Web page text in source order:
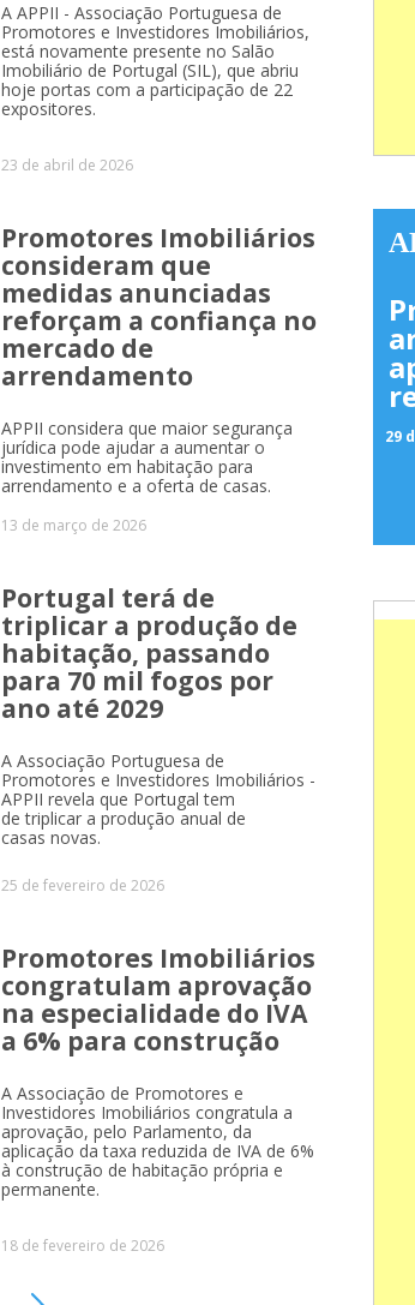
A APPII - Associação Portuguesa de
Promotores e Investidores Imobiliários,
está novamente presente no Salão
Imobiliário de Portugal (SIL), que abriu
hoje portas com a participação de 22
expositores.
23 de abril de 2026
Promotores Imobiliários
consideram que
medidas anunciadas
reforçam a confiança no
mercado de
arrendamento
APPII considera que maior segurança
jurídica pode ajudar a aumentar o
investimento em habitação para
arrendamento e a oferta de casas.
13 de março de 2026
Portugal terá de
triplicar a produção de
habitação, passando
para 70 mil fogos por
ano até 2029
A Associação Portuguesa de
Promotores e Investidores Imobiliários -
APPII revela que Portugal tem
de triplicar a produção anual de
casas novas.
25 de fevereiro de 2026
Promotores Imobiliários
congratulam aprovação
na especialidade do IVA
a 6% para construção
A Associação de Promotores e
Investidores Imobiliários congratula a
aprovação, pelo Parlamento, da
aplicação da taxa reduzida de IVA de 6%
à construção de habitação própria e
permanente.
18 de fevereiro de 2026
29